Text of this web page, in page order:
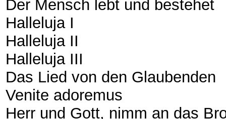
Der Mensch lebt und bestehet
Halleluja I
Halleluja II
Halleluja III
Das Lied von den Glaubenden
Venite adoremus
Herr und Gott, nimm an das